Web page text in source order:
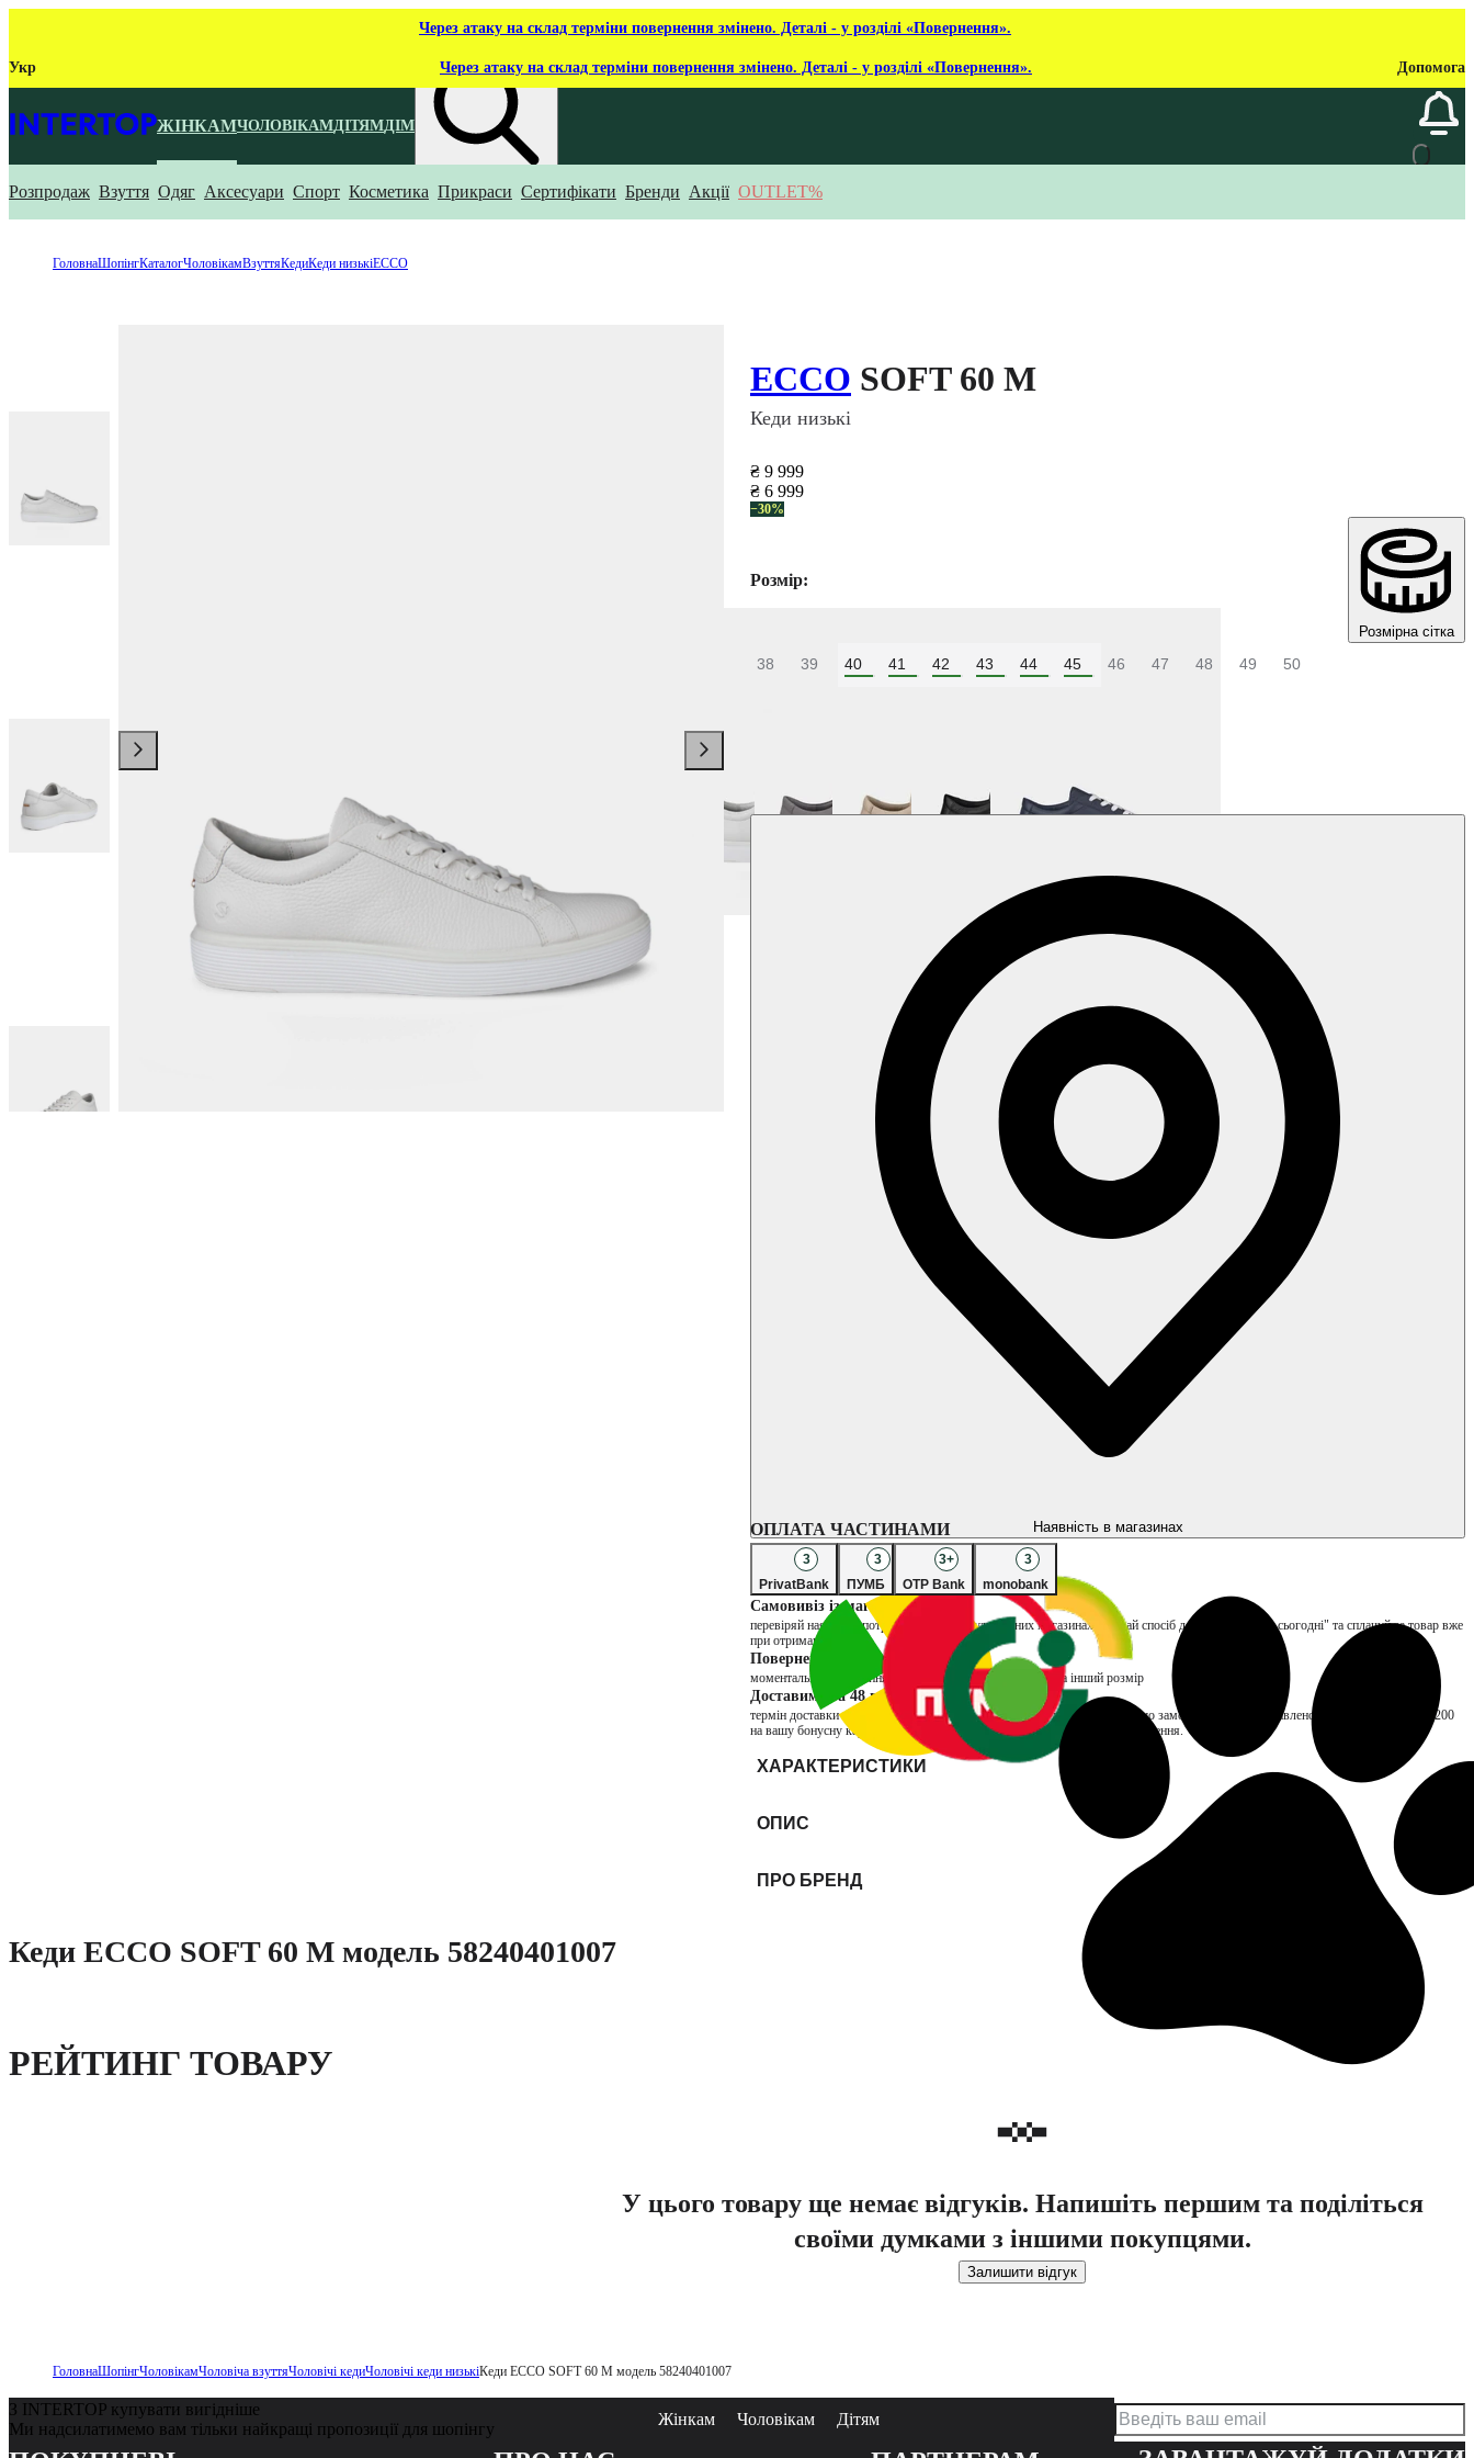
Через атаку на склад терміни повернення змінено. Деталі - у розділі «Повернення».
Укр Через атаку на склад терміни повернення змінено. Деталі - у розділі «Повернення». Допомога
ЖІНКАМЧОЛОВІКАМДІТЯМДІМ
Що ти шукаєш?
Розпродаж Взуття Одяг Аксесуари Спорт Косметика Прикраси Сертифікати Бренди Акції OUTLET%
ГоловнаШопінгКаталогЧоловікамВзуттяКедиКеди низькіECCO
ECCO SOFT 60 M
Кеди низькі
₴ 9 999
₴ 6 999
−30%
Розмір:
Розмірна сітка
38 39 40 41 42 43 44 45 46 47 48 49 50
Наявність в магазинах
ОПЛАТА ЧАСТИНАМИ
3
PrivatBank
3
ПУМБ
3+
OTP Bank
3
monobank
Самовивіз із магазину
перевіряй наявність потрібних товарів в улюблених магазинах, обирай спосіб доставки "Заберу сьогодні" та сплачуй за товар вже
при отриманні
Повернення через магазин
моментальне повернення коштів та можливість обміну на інший розмір
Доставимо за 48 годин
термін доставки товарів продавця INTERTOP складає до 48 годин. Якщо замовлення буде доставлено пізніше, нарахуємо ₴200
на вашу бонусну карту. Бонуси нараховуються тільки за отримані замовлення.
ХАРАКТЕРИСТИКИ
ОПИС
ПРО БРЕНД
Кеди ECCO SOFT 60 M модель 58240401007
РЕЙТИНГ ТОВАРУ
У цього товару ще немає відгуків. Напишіть першим та поділіться
своїми думками з іншими покупцями.
Залишити відгук
ГоловнаШопінгЧоловікамЧоловіча взуттяЧоловічі кедиЧоловічі кеди низькіКеди ECCO SOFT 60 M модель 58240401007
З INTERTOP купувати вигідніше
Ми надсилатимемо вам тільки найкращі пропозиції для шопінгу
Жінкам Чоловікам Дітям